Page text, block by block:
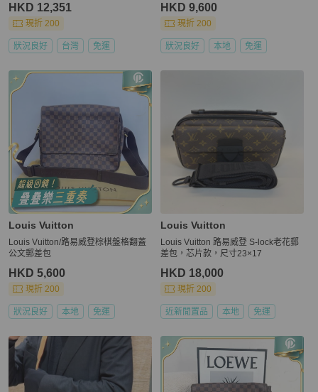
HKD 12,351
現折 200
狀況良好 台灣 免運
HKD 9,600
現折 200
狀況良好 本地 免運
Louis Vuitton
Louis Vuitton/路易威登棕棋盤格翻蓋
公文郵差包
HKD 5,600
現折 200
狀況良好 本地 免運
Louis Vuitton
Louis Vuitton 路易威登 S-lock老花郵
差包，芯片款，尺寸23×17
HKD 18,000
現折 200
近新閒置品 本地 免運